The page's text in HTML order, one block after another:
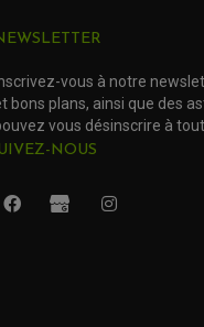
vous à notre
bons plans, ainsi que des
vous désinscrire à
NOUS